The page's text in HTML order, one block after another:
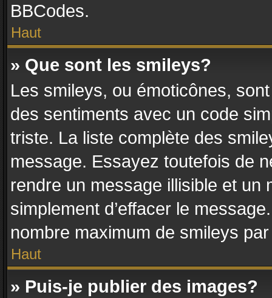
BBCodes.
Haut
» Que sont les smileys?
Les smileys, ou émoticônes,
des sentiments avec un code
triste. La liste complète des
message. Essayez toutefois de
rendre un message illisible et un
simplement d’effacer le
nombre maximum de smileys
Haut
» Puis-je publier des images?